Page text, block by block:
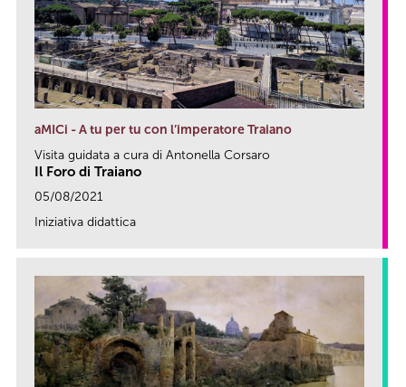
aMICi - A tu per tu con l’imperatore Traiano
Visita guidata a cura di Antonella Corsaro
Il Foro di Traiano
05/08/2021
Iniziativa didattica